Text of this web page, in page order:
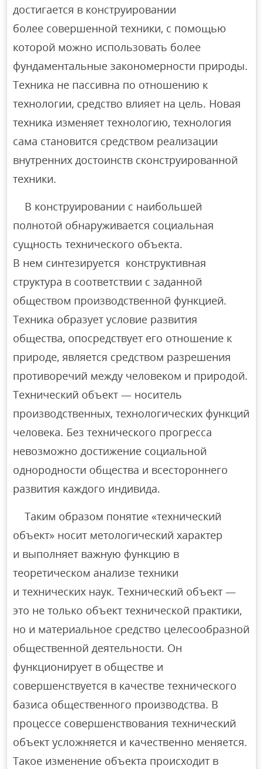
достигается в конструировании
более совершенной техники, с помощью
которой можно использовать более
фундаментальные закономерности природы.
Техника не пассивна по отношению к
технологии, средство влияет на цель. Новая
техника изменяет технологию, технология
сама становится средством реализации
внутренних достоинств сконструированной
техники.
В конструировании с наибольшей
полнотой обнаруживается социальная
сущность технического объекта.
В нем синтезируется конструктивная
структура в соответствии с заданной
обществом производственной функцией.
Техника образует условие развития
общества, опосредствует его отношение к
природе, является средством разрешения
противоречий между человеком и природой.
Технический объект — носитель
производственных, технологических функций
человека. Без технического прогресса
невозможно достижение социальной
однородности общества и всестороннего
развития каждого индивида.
Таким образом понятие «технический
объект» носит метологический характер
и выполняет важную функцию в
теоретическом анализе техники
и технических наук. Технический объект —
это не только объект технической практики,
но и материальное средство целесообразной
общественной деятельности. Он
функционирует в обществе и
совершенствуется в качестве технического
базиса общественного производства. В
процессе совершенствования технический
объект усложняется и качественно меняется.
Такое изменение объекта происходит в